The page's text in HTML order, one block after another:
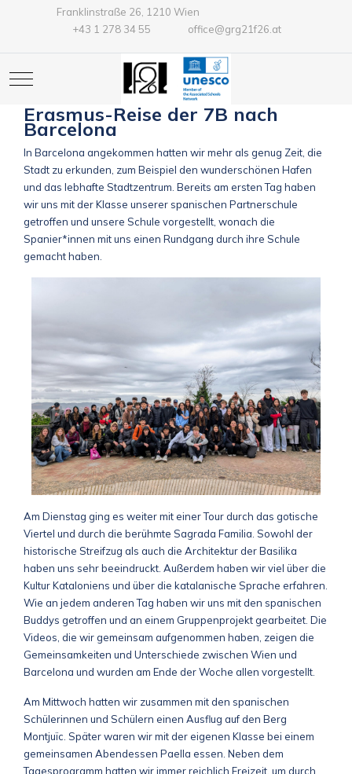
Franklinstraße 26, 1210 Wien
+43 1 278 34 55
office@grg21f26.at
Mobile Menu Toggle
Erasmus-Reise der 7B nach
Barcelona
In Barcelona angekommen hatten wir mehr als genug Zeit, die
Stadt zu erkunden, zum Beispiel den wunderschönen Hafen
und das lebhafte Stadtzentrum. Bereits am ersten Tag haben
wir uns mit der Klasse unserer spanischen Partnerschule
getroffen und unsere Schule vorgestellt, wonach die
Spanier*innen mit uns einen Rundgang durch ihre Schule
gemacht haben.
Am Dienstag ging es weiter mit einer Tour durch das gotische
Viertel und durch die berühmte Sagrada Familia. Sowohl der
historische Streifzug als auch die Architektur der Basilika
haben uns sehr beeindruckt. Außerdem haben wir viel über die
Kultur Kataloniens und über die katalanische Sprache erfahren.
Wie an jedem anderen Tag haben wir uns mit den spanischen
Buddys getroffen und an einem Gruppenprojekt gearbeitet. Die
Videos, die wir gemeinsam aufgenommen haben, zeigen die
Gemeinsamkeiten und Unterschiede zwischen Wien und
Barcelona und wurden am Ende der Woche allen vorgestellt.
Am Mittwoch hatten wir zusammen mit den spanischen
Schülerinnen und Schülern einen Ausflug auf den Berg
Montjuïc. Später waren wir mit der eigenen Klasse bei einem
gemeinsamen Abendessen Paella essen. Neben dem
Tagesprogramm hatten wir immer reichlich Freizeit, um durch